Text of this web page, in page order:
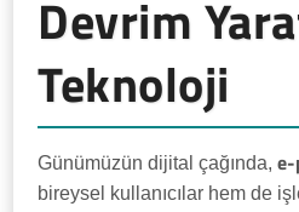
Devrim
Teknoloji
Günümüzün dijital çağında,
bireysel kullanıcılar hem de